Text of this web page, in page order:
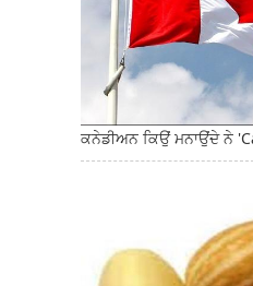
ਕਨੇਡੀਅਨ ਕਿਉਂ ਮਨਾਉਂਦੇ ਨੇ